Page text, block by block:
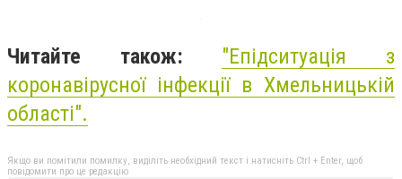
Читайте також: "Епідситуація з
коронавірусної інфекції в Хмельницькій
області".
Якщо ви помітили помилку, виділіть необхідний текст і натисніть Ctrl + Enter, щоб
повідомити про це редакцію